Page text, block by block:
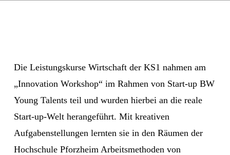
Die Leistungskurse Wirtschaft der KS1 nahmen am
„Innovation Workshop“ im Rahmen von Start-up BW
Young Talents teil und wurden hierbei an die reale
Start-up-Welt herangeführt. Mit kreativen
Aufgabenstellungen lernten sie in den Räumen der
Hochschule Pforzheim Arbeitsmethoden von